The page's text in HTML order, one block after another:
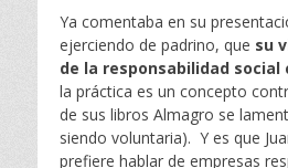
Ya comentaba en su
ejerciendo de padrino, que su
de la responsabilidad social
la práctica es un concepto
de sus libros Almagro se
siendo voluntaria). Y es que
prefiere hablar de empresas